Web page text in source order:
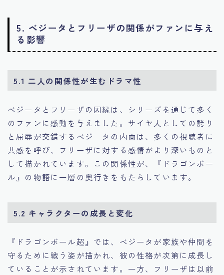
5. ベジータとフリーザの関係がファンに与え
る影響
5.1 二人の関係性が生むドラマ性
ベジータとフリーザの因縁は、シリーズを通じて多く
のファンに感動を与えました。サイヤ人としての誇り
と屈辱が交錯するベジータの内面は、多くの視聴者に
共感を呼び、フリーザに対する感情がより深いものと
して描かれています。この関係性が、『ドラゴンボー
ル』の物語に一層の奥行きをもたらしています。
5.2 キャラクターの成長と変化
『ドラゴンボール超』では、ベジータが家族や仲間を
守るために戦う姿が描かれ、彼の性格が次第に成長し
ていることが示されています。一方、フリーザは以前